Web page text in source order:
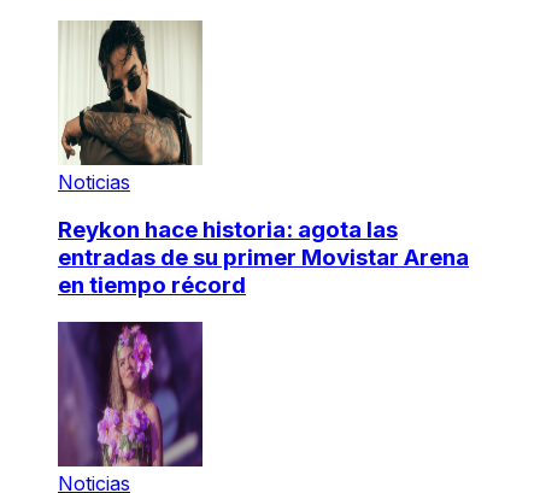
Noticias
Reykon hace historia: agota las
entradas de su primer Movistar Arena
en tiempo récord
Noticias